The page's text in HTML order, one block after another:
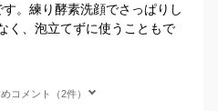
。練り酵素洗顔でさっぱりし
く、泡立てずに使うこともで
コメント（2件）